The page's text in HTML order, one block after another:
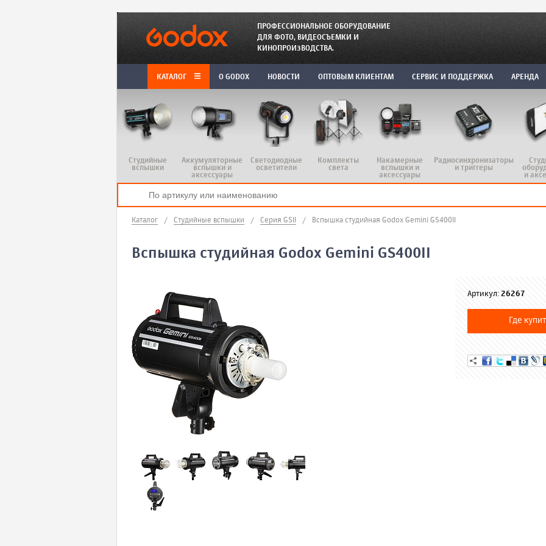
ПРОФЕССИОНАЛЬНОЕ ОБОРУДОВАНИЕ
ДЛЯ ФОТО, ВИДЕОСЪЕМКИ И
КИНОПРОИЗВОДСТВА.
КАТАЛОГ O GODOX НОВОСТИ ОПТОВЫМ КЛИЕНТАМ СЕРВИС И ПОДДЕРЖКА АРЕНДА
Студийные
вспышки
Аккумуляторные
вспышки и
аксессуары
Светодиодные
осветители
Комплекты
света
Накамерные
вспышки и
аксессуары
Радиосинхронизаторы
и триггеры
и
Каталог / Студийные вспышки / Серия GSII / Вспышка студийная Godox Gemini GS400II
Вспышка студийная Godox Gemini GS400II
Артикул: 26267
Где